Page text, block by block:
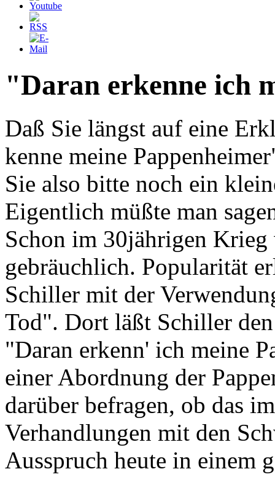
"Daran erkenne ich
Daß Sie längst auf eine
kenne meine
Sie also bitte noch ein
Eigentlich müßte man
Schon im 30jährigen
gebräuchlich. Popularität
Schiller mit der
Tod". Dort läßt Schiller
"Daran erkenn' ich meine
einer Abordnung der
darüber befragen, ob das
Verhandlungen mit den
Ausspruch heute in einem